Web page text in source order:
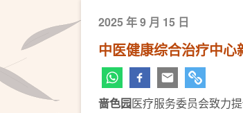
2025 年 9 月 15 日
中医健康综合治疗中
啬色园医疗服务委员会致力